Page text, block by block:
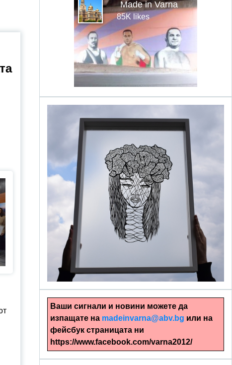
Made in Varna
85K likes
alinapapercut.com
Ръчно изрязани картини
Ваши сигнали и новини можете да
изпащате на madeinvarna@abv.bg или на
фейсбук страницата ни
https://www.facebook.com/varna2012/